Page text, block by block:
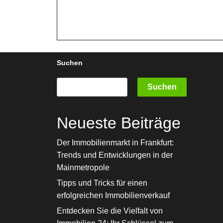
Suchen
Suchen
Neueste Beiträge
Der Immobilienmarkt in Frankfurt:
Trends und Entwicklungen in der
Mainmetropole
Tipps und Tricks für einen
erfolgreichen Immobilienverkauf
Entdecken Sie die Vielfalt von